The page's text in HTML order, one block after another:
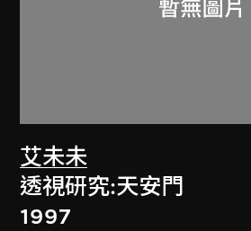
艾未未
透視研究:天安門
1997